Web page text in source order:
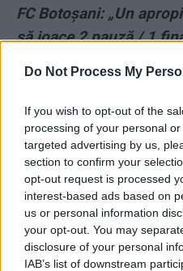
Do Not Process My
If you wish to opt-out of the
processing of your personal
targeted advertising by us,
section to confirm your
opt-out request is processed
interest-based ads based on
us or personal information
your opt-out. You may
disclosure of your personal
IAB’s list of downstream
FC Botoșani: „Un
să joace 2 pauză / 1
*„Autocarul groazei”:
deschidă ușile, pentru
loc. „Sunt arși până la
-